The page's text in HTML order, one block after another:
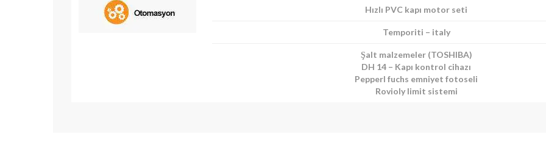
Hızlı PVC kapı motor seti
Temporiti – italy
Şalt malzemeler (TOSHIBA)
DH 14 – Kapı kontrol cihazı
Pepperl fuchs emniyet fotoseli
Rovioly limit sistemi